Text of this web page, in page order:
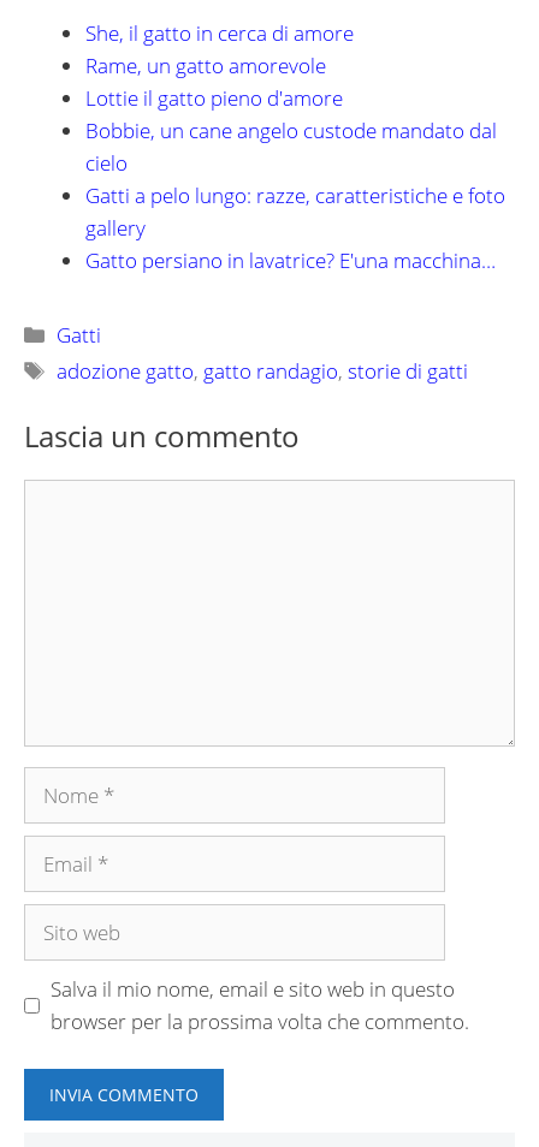
She, il gatto in cerca di amore
Rame, un gatto amorevole
Lottie il gatto pieno d'amore
Bobbie, un cane angelo custode mandato dal
cielo
Gatti a pelo lungo: razze, caratteristiche e foto
gallery
Gatto persiano in lavatrice? E'una macchina…
Categorie
Gatti
Tag
adozione gatto, gatto randagio,storie di gatti
Lascia un commento
Nome
Email
Sito
Salva il mio nome, email e sito web in questo
browser per la prossima volta che commento.